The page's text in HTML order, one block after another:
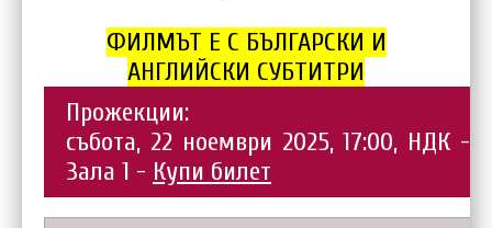
ФИЛМЪТ Е С БЪЛГАРСКИ И
АНГЛИЙСКИ СУБТИТРИ
Прожекции:
събота, 22 ноември 2025, 17:00, НДК -
Зала 1 - Купи билет